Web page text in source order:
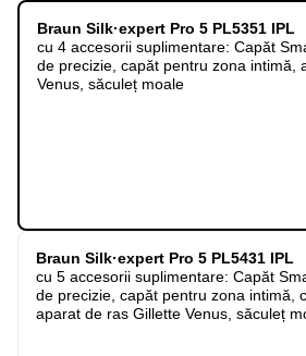
Braun Silk·expert Pro 5 PL5351 IPL
cu 4 accesorii suplimentare: Capăt
de precizie, capăt pentru zona intimă,
Venus, săculeț moale
Braun Silk·expert Pro 5 PL5431 IPL
cu 5 accesorii suplimentare: Capăt
de precizie, capăt pentru zona intimă,
aparat de ras Gillette Venus, săculeț